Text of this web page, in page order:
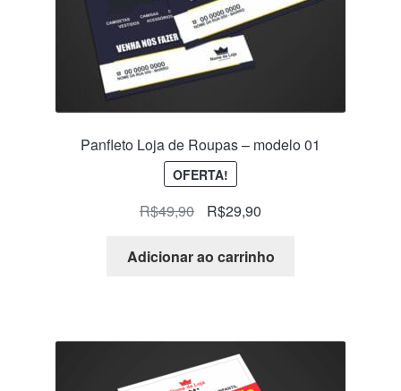
Panfleto Loja de Roupas – modelo 01
OFERTA!
R$49,90 R$29,90
Adicionar ao carrinho